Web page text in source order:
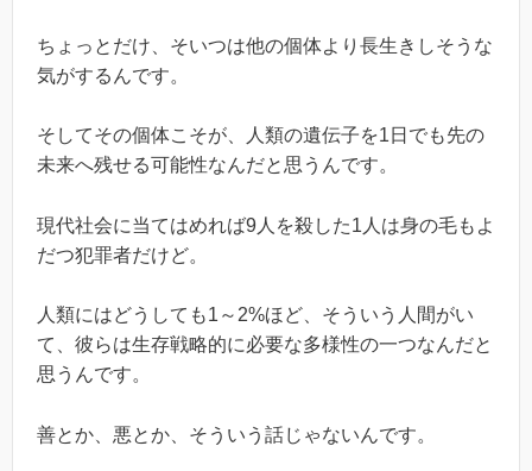
ちょっとだけ、そいつは他の個体より長生きしそうな
気がするんです。
そしてその個体こそが、人類の遺伝子を1日でも先の
未来へ残せる可能性なんだと思うんです。
現代社会に当てはめれば9人を殺した1人は身の毛もよ
だつ犯罪者だけど。
人類にはどうしても1～2%ほど、そういう人間がい
て、彼らは生存戦略的に必要な多様性の一つなんだと
思うんです。
善とか、悪とか、そういう話じゃないんです。